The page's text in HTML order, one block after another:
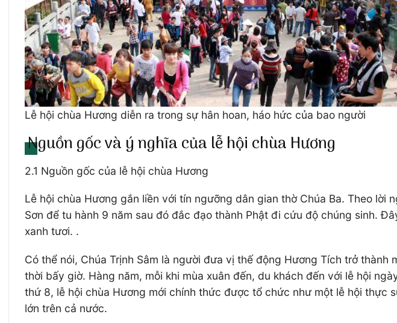
Lễ hội chùa Hương diễn ra trong sự hân hoan, háo hức của bao người
Nguồn gốc và ý nghĩa của lễ hội chùa Hương
2.1 Nguồn gốc của lễ hội chùa Hương
Lễ hội chùa Hương gắn liền với tín ngưỡng dân gian thờ Chúa Ba. Theo
Sơn để tu hành 9 năm sau đó đắc đạo thành Phật đi cứu độ chúng sinh.
xanh tươi. .
Có thể nói, Chúa Trịnh Sâm là người đưa vị thế động Hương Tích trở
thời bấy giờ. Hàng năm, mỗi khi mùa xuân đến, du khách đến với lễ hội
thứ 8, lễ hội chùa Hương mới chính thức được tổ chức như một lễ hội
lớn trên cả nước.